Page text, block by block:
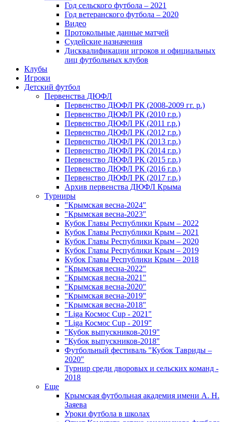
Год сельского футбола – 2021
Год ветеранского футбола – 2020
Видео
Протокольные данные матчей
Судейские назначения
Дисквалификации игроков и официальных
лиц футбольных клубов
Клубы
Игроки
Детский футбол
Первенства ДЮФЛ
Первенство ДЮФЛ РК (2008-2009 гг. р.)
Первенство ДЮФЛ РК (2010 г.р.)
Первенство ДЮФЛ РК (2011 г.р.)
Первенство ДЮФЛ РК (2012 г.р.)
Первенство ДЮФЛ РК (2013 г.р.)
Первенство ДЮФЛ РК (2014 г.р.)
Первенство ДЮФЛ РК (2015 г.р.)
Первенство ДЮФЛ РК (2016 г.р.)
Первенство ДЮФЛ РК (2017 г.р.)
Архив первенства ДЮФЛ Крыма
Турниры
"Крымская весна-2024"
"Крымская весна-2023"
Кубок Главы Республики Крым – 2022
Кубок Главы Республики Крым – 2021
Кубок Главы Республики Крым – 2020
Кубок Главы Республики Крым – 2019
Кубок Главы Республики Крым – 2018
"Крымская весна-2022"
"Крымская весна-2021"
"Крымская весна-2020"
"Крымская весна-2019"
"Крымская весна-2018"
"Liga Космос Cup - 2021"
"Liga Космос Cup - 2019"
"Кубок выпускников-2019"
"Кубок выпускников-2018"
Футбольный фестиваль "Кубок Тавриды –
2020"
Турнир среди дворовых и сельских команд -
2018
Еще
Крымская футбольная академия имени А. Н.
Заяева
Уроки футбола в школах